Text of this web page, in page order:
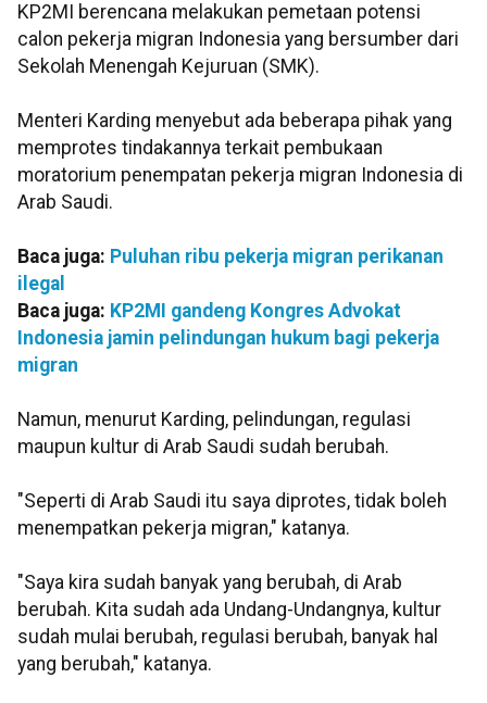
KP2MI berencana melakukan pemetaan potensi
calon pekerja migran Indonesia yang bersumber dari
Sekolah Menengah Kejuruan (SMK).
Menteri Karding menyebut ada beberapa pihak yang
memprotes tindakannya terkait pembukaan
moratorium penempatan pekerja migran Indonesia di
Arab Saudi.
Baca juga: Puluhan ribu pekerja migran perikanan
ilegal
Baca juga: KP2MI gandeng Kongres Advokat
Indonesia jamin pelindungan hukum bagi pekerja
migran
Namun, menurut Karding, pelindungan, regulasi
maupun kultur di Arab Saudi sudah berubah.
"Seperti di Arab Saudi itu saya diprotes, tidak boleh
menempatkan pekerja migran," katanya.
"Saya kira sudah banyak yang berubah, di Arab
berubah. Kita sudah ada Undang-Undangnya, kultur
sudah mulai berubah, regulasi berubah, banyak hal
yang berubah," katanya.